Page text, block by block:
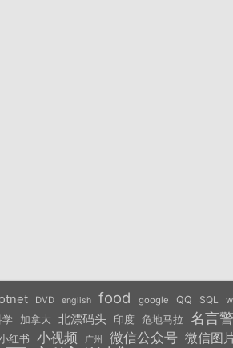
DVD english food google QQ SQL
学 加拿大 北漂码头 印度 危地马拉 名言
红书 小视频 广州 微信公众号 微信图